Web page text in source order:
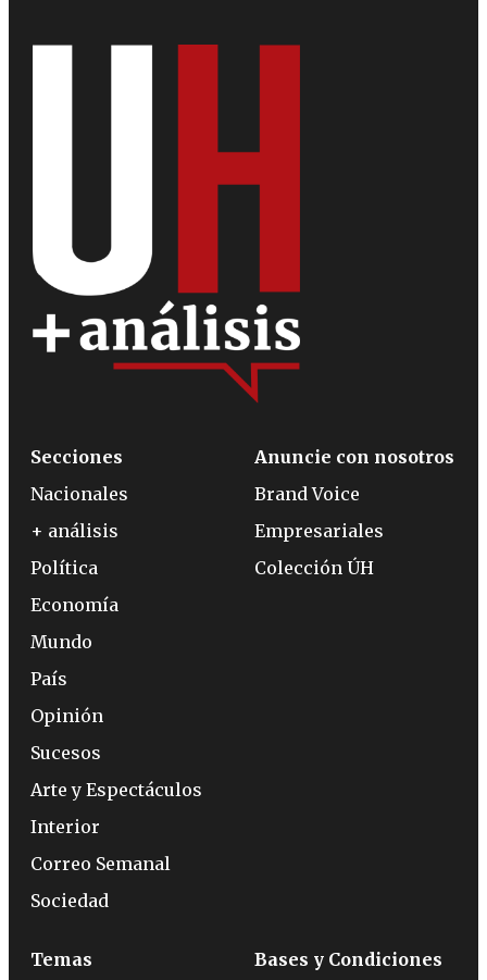
Secciones
Nacionales
+ análisis
Política
Economía
Mundo
País
Opinión
Sucesos
Arte y Espectáculos
Interior
Correo Semanal
Sociedad
Anuncie con nosotros
Brand Voice
Empresariales
Colección ÚH
Temas Bases y Condiciones